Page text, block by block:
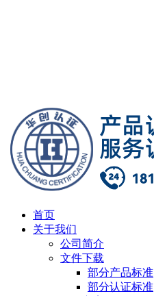
首页
关于我们
公司简介
文件下载
部分产品标准
部分认证标准